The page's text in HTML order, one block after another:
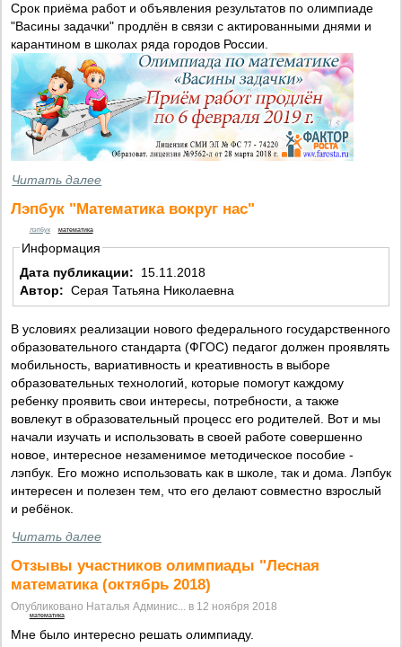
Срок приёма работ и объявления результатов по олимпиаде
"Васины задачки" продлён в связи с актированными днями и
карантином в школах ряда городов России.
Читать далее
Лэпбук "Математика вокруг нас"
лэпбук математика
Информация
Дата публикации:
15.11.2018
Автор: Серая Татьяна Николаевна
В условиях реализации нового федерального государственного
образовательного стандарта (ФГОС) педагог должен проявлять
мобильность, вариативность и креативность в выборе
образовательных технологий, которые помогут каждому
ребенку проявить свои интересы, потребности, а также
вовлекут в образовательный процесс его родителей. Вот и мы
начали изучать и использовать в своей работе совершенно
новое, интересное незаменимое методическое пособие -
лэпбук. Его можно использовать как в школе, так и дома. Лэпбук
интересен и полезен тем, что его делают совместно взрослый
и ребёнок.
Читать далее
Отзывы участников олимпиады "Лесная
математика (октябрь 2018)
Опубликовано Наталья Админис... в 12 ноября 2018
математика
Мне было интересно решать олимпиаду.